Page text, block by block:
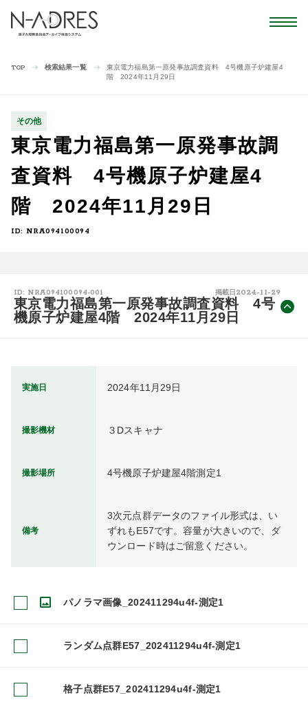
TOP 検索結果一覧
東京電力福島第一原発事故調査資料 4号機原子炉建屋4
階 2024年11月29日
その他
東京電力福島第一原発事故調
査資料 4号機原子炉建屋4
階 2024年11月29日
ID: NRA094100094
ID: NRA094100094-001 掲載日 2024-11-29
東京電力福島第一原発事故調査資料 4号
機原子炉建屋4階 2024年11月29日
実施日 2024年11月29日
撮影機材 ３Dスキャナ
撮影場所 4号機原子炉建屋4階測定1
備考
3次元点群データのファイル形式は、い
ずれもE57です。容量が大きいので、ダ
ウンロード時はご留意ください。
パノラマ画像_202411294u4f-測定1
ランダム点群E57_202411294u4f-測定1
格子点群E57_202411294u4f-測定1